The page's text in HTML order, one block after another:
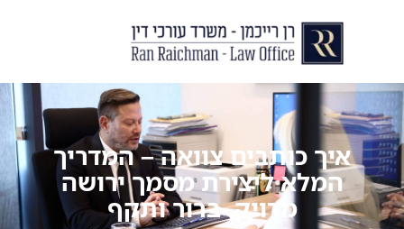
איך כותבים צוואה – המדריך
המלא ליצירת מסמך ירושה
מדויק, ברור ותקף